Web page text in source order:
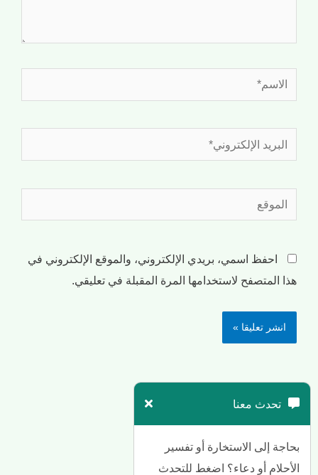
احفظ اسمي، بريدي الإلكتروني، والموقع الإلكتروني في
هذا المتصفح لاستخدامها المرة المقبلة في تعليقي.
تحدث معنا
بحاجة إلى الاستخارة أو تفسير
الأحلام أو دعاء؟ اضغط للتحدث